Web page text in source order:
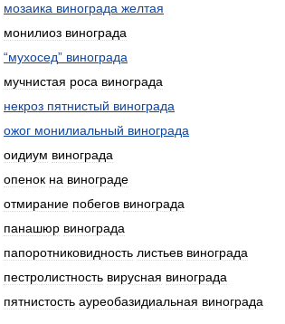
мозаика винограда желтая
монилиоз винограда
“мухосед” винограда
мучнистая роса винограда
некроз пятнистый винограда
ожог монилиальный винограда
оидиум винограда
опенок на винограде
отмирание побегов винограда
панашюр винограда
папоротниковидность листьев винограда
пестролистность вирусная винограда
пятнистость ауреобазидиальная винограда